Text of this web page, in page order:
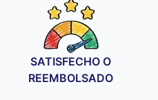
14,90 €
hasta
18,90 €
SATISFECHO O
REEMBOLSADO